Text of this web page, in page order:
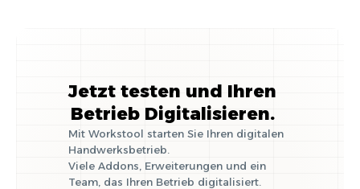
Jetzt testen und Ihren
Betrieb Digitalisieren.
Mit Workstool starten Sie Ihren digitalen
Handwerksbetrieb.
Viele Addons, Erweiterungen und ein
Team, das Ihren Betrieb digitalisiert.